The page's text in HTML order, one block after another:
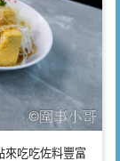
來吃吃佐料豐富